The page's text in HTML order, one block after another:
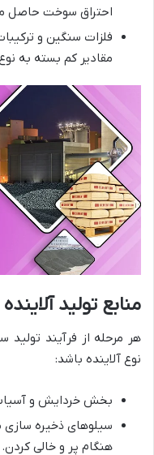
احتراق سوخت حاصل
مقادیر کم بسته به
منابع تولید آلاینده
هر مرحله از فرآیند تولید
نوع آلاینده باشد:
بخش خردایش و آسیاب
سیلوهای ذخیره سازی
هنگام پر و خالی کردن.